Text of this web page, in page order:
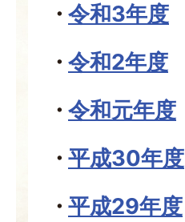
令和3年度
令和2年度
令和元年度
平成30年度
平成29年度